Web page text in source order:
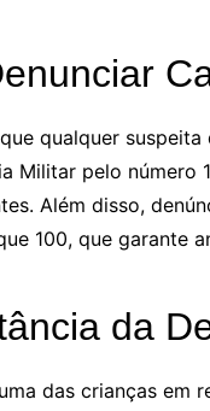
qualquer
Militar pelo número
Além disso,
100, que garante
da
das crianças em